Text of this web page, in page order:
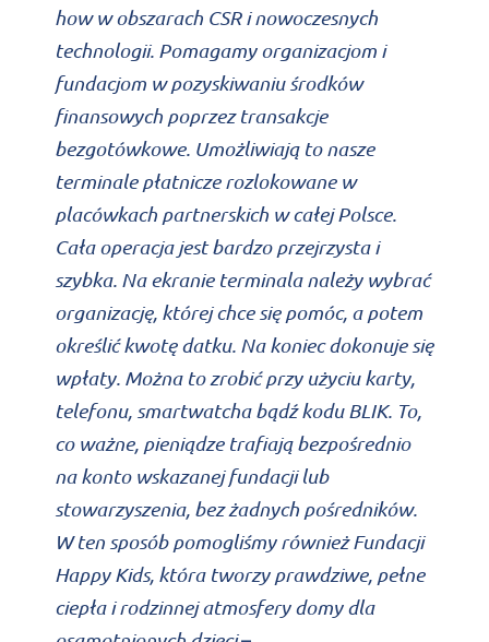
how w obszarach CSR i nowoczesnych
technologii. Pomagamy organizacjom i
fundacjom w pozyskiwaniu środków
finansowych poprzez transakcje
bezgotówkowe. Umożliwiają to nasze
terminale płatnicze rozlokowane w
placówkach partnerskich w całej Polsce.
Cała operacja jest bardzo przejrzysta i
szybka. Na ekranie terminala należy wybrać
organizację, której chce się pomóc, a potem
określić kwotę datku. Na koniec dokonuje się
wpłaty. Można to zrobić przy użyciu karty,
telefonu, smartwatcha bądź kodu BLIK. To,
co ważne, pieniądze trafiają bezpośrednio
na konto wskazanej fundacji lub
stowarzyszenia, bez żadnych pośredników.
W ten sposób pomogliśmy również Fundacji
Happy Kids, która tworzy prawdziwe, pełne
ciepła i rodzinnej atmosfery domy dla